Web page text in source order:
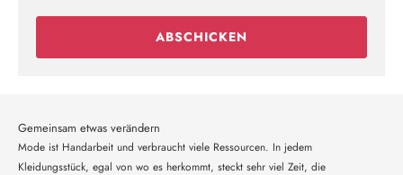
ABSCHICKEN
Gemeinsam etwas verändern
Mode ist Handarbeit und verbraucht viele Ressourcen. In jedem
Kleidungsstück, egal von wo es herkommt, steckt sehr viel Zeit, die